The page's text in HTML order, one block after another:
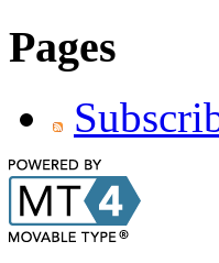
Pages